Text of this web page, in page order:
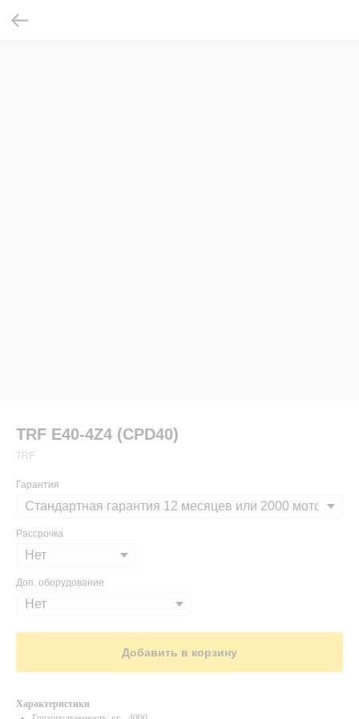
TRF E40-4Z4 (CPD40)
TRF
Гарантия
Рассрочка
Доп. оборудование
Добавить в корзину
Характеристики